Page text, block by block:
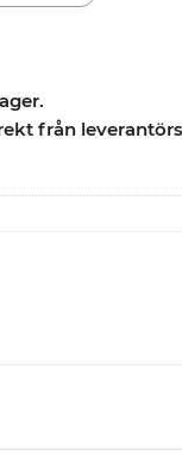
från leverantörs